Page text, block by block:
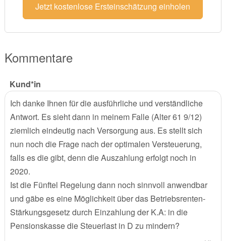
Jetzt kostenlose Ersteinschätzung einholen
Kommentare
Kund*in
Ich danke Ihnen für die ausführliche und verständliche
Antwort. Es sieht dann in meinem Falle (Alter 61 9/12)
ziemlich eindeutig nach Versorgung aus. Es stellt sich
nun noch die Frage nach der optimalen Versteuerung,
falls es die gibt, denn die Auszahlung erfolgt noch in
2020.
Ist die Fünftel Regelung dann noch sinnvoll anwendbar
und gäbe es eine Möglichkeit über das Betriebsrenten-
Stärkungsgesetz durch Einzahlung der K.A: in die
Pensionskasse die Steuerlast in D zu mindern?